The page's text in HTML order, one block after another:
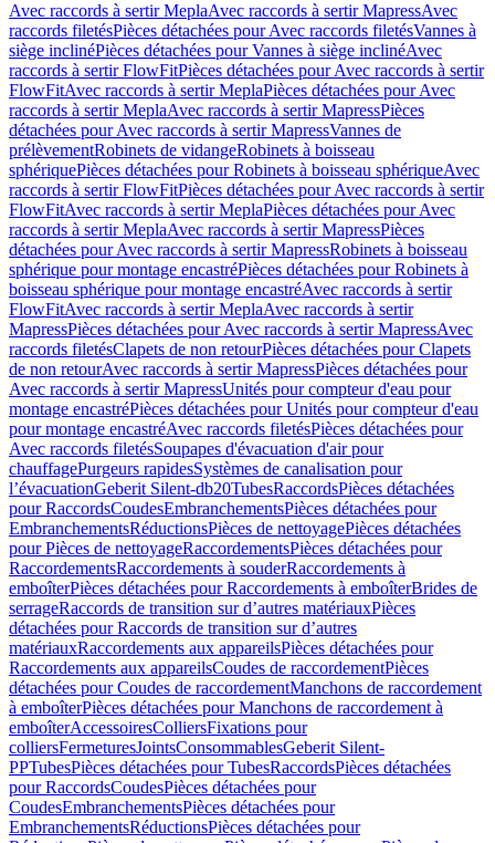
Avec raccords à sertir MeplaAvec raccords à sertir MapressAvec
raccords filetésPièces détachées pour Avec raccords filetésVannes à
siège inclinéPièces détachées pour Vannes à siège inclinéAvec
raccords à sertir FlowFitPièces détachées pour Avec raccords à sertir
FlowFitAvec raccords à sertir MeplaPièces détachées pour Avec
raccords à sertir MeplaAvec raccords à sertir MapressPièces
détachées pour Avec raccords à sertir MapressVannes de
prélèvementRobinets de vidangeRobinets à boisseau
sphériquePièces détachées pour Robinets à boisseau sphériqueAvec
raccords à sertir FlowFitPièces détachées pour Avec raccords à sertir
FlowFitAvec raccords à sertir MeplaPièces détachées pour Avec
raccords à sertir MeplaAvec raccords à sertir MapressPièces
détachées pour Avec raccords à sertir MapressRobinets à boisseau
sphérique pour montage encastréPièces détachées pour Robinets à
boisseau sphérique pour montage encastréAvec raccords à sertir
FlowFitAvec raccords à sertir MeplaAvec raccords à sertir
MapressPièces détachées pour Avec raccords à sertir MapressAvec
raccords filetésClapets de non retourPièces détachées pour Clapets
de non retourAvec raccords à sertir MapressPièces détachées pour
Avec raccords à sertir MapressUnités pour compteur d'eau pour
montage encastréPièces détachées pour Unités pour compteur d'eau
pour montage encastréAvec raccords filetésPièces détachées pour
Avec raccords filetésSoupapes d'évacuation d'air pour
chauffagePurgeurs rapidesSystèmes de canalisation pour
l’évacuationGeberit Silent-db20TubesRaccordsPièces détachées
pour RaccordsCoudesEmbranchementsPièces détachées pour
EmbranchementsRéductionsPièces de nettoyagePièces détachées
pour Pièces de nettoyageRaccordementsPièces détachées pour
RaccordementsRaccordements à souderRaccordements à
emboîterPièces détachées pour Raccordements à emboîterBrides de
serrageRaccords de transition sur d’autres matériauxPièces
détachées pour Raccords de transition sur d’autres
matériauxRaccordements aux appareilsPièces détachées pour
Raccordements aux appareilsCoudes de raccordementPièces
détachées pour Coudes de raccordementManchons de raccordement
à emboîterPièces détachées pour Manchons de raccordement à
emboîterAccessoiresColliersFixations pour
colliersFermeturesJointsConsommablesGeberit Silent-
PPTubesPièces détachées pour TubesRaccordsPièces détachées
pour RaccordsCoudesPièces détachées pour
CoudesEmbranchementsPièces détachées pour
EmbranchementsRéductionsPièces détachées pour